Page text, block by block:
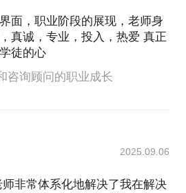
产品经理和解决方案，搭建起
产品经理，负责FiF外语学习资
与就业技能资源库建设，基于
建设，所负责产品占公司收入
教事业部智慧校园解决方案总
创性从零到一项目。是科大讯
面，职业阶段的展现，老师身
真诚，专业，投入，热爱 真正
徒的心
咨询顾问的职业成长
2025.09.06
非常体系化地解决了我在解决